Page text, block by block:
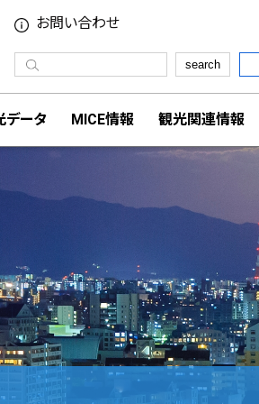
お問い合わせ
search
データ MICE情報 観光関連情報